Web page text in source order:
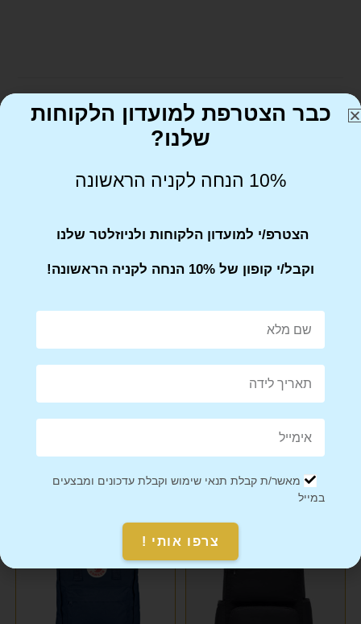
Pin This Product
מוצרים קשורים
כבר הצטרפת למועדון הלקוחות
שלנו?
10% הנחה לקניה הראשונה
הצטרפ/י למועדון הלקוחות ולניוזלטר שלנו
וקבל/י קופון של 10% הנחה לקניה הראשונה!
מאשר/ת קבלת תנאי שימוש וקבלת עדכונים ומבצעים
במייל
צרפו אותי !